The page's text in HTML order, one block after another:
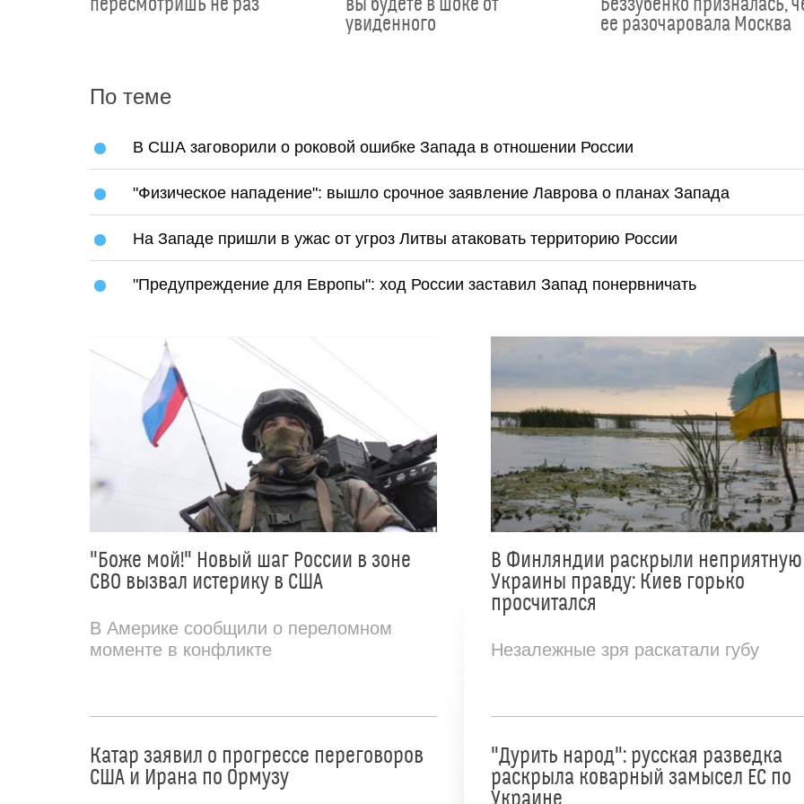
увиденного
ее разочаровала Москва
По теме
В США заговорили о роковой ошибке Запада в отношении России
"Физическое нападение": вышло срочное заявление Лаврова о планах Запада
На Западе пришли в ужас от угроз Литвы атаковать территорию России
"Предупреждение для Европы": ход России заставил Запад понервничать
"Боже мой!" Новый шаг России в зоне
СВО вызвал истерику в США
В Америке сообщили о переломном
моменте в конфликте
Катар заявил о прогрессе переговоров
США и Ирана по Ормузу
В Финляндии раскрыли
Украины правду: Киев горько
просчитался
Незалежные зря раскатали губу
"Дурить народ": русская разведка
раскрыла коварный замысел ЕС по